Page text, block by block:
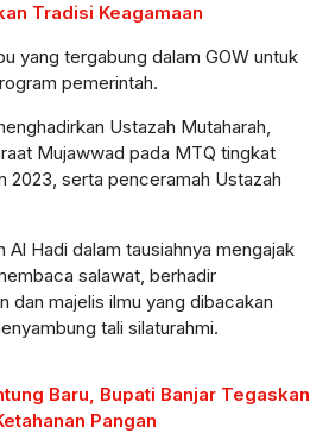
Tradisi Keagamaan
yang tergabung dalam GOW untuk
pemerintah.
Ustazah Mutaharah,
Mujawwad pada MTQ tingkat
2023, serta penceramah Ustazah
Al Hadi dalam tausiahnya mengajak
salawat, berhadir
dan majelis ilmu yang dibacakan
tali silaturahmi.
Baru, Bupati Banjar Tegaskan
Pangan